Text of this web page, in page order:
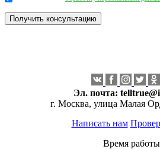
Эл. почта:
г. Москва, улица Малая
Написать нам
Время